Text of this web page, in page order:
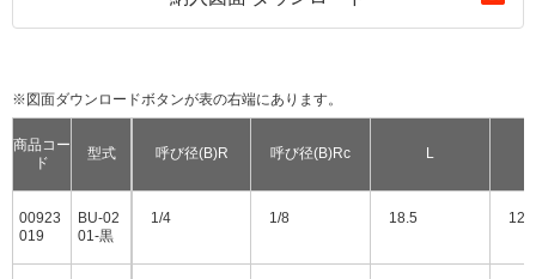
※図面ダウンロードボタンが表の右端にあります。
商品コー
ド
型式
00923
019
BU-02
01-黒
呼び径(B)R 呼び径(B)Rc L
1/4 1/8 18.5 12.5